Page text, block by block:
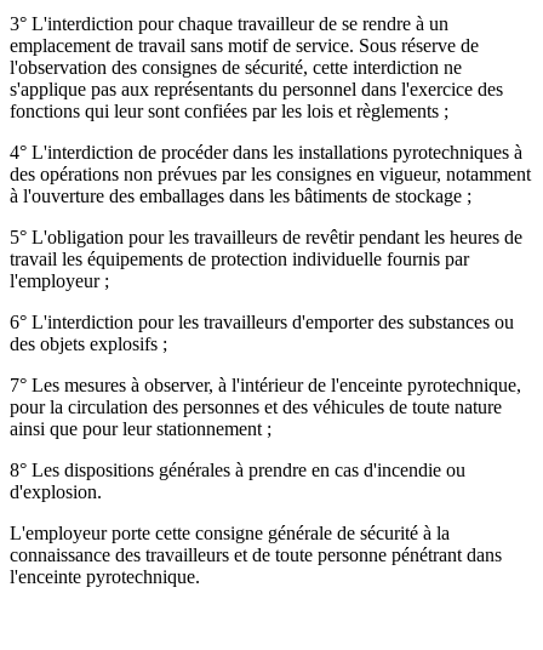
3° L'interdiction pour chaque travailleur de se rendre à un
emplacement de travail sans motif de service. Sous réserve de
l'observation des consignes de sécurité, cette interdiction ne
s'applique pas aux représentants du personnel dans l'exercice des
fonctions qui leur sont confiées par les lois et règlements ;
4° L'interdiction de procéder dans les installations pyrotechniques à
des opérations non prévues par les consignes en vigueur, notamment
à l'ouverture des emballages dans les bâtiments de stockage ;
5° L'obligation pour les travailleurs de revêtir pendant les heures de
travail les équipements de protection individuelle fournis par
l'employeur ;
6° L'interdiction pour les travailleurs d'emporter des substances ou
des objets explosifs ;
7° Les mesures à observer, à l'intérieur de l'enceinte pyrotechnique,
pour la circulation des personnes et des véhicules de toute nature
ainsi que pour leur stationnement ;
8° Les dispositions générales à prendre en cas d'incendie ou
d'explosion.
L'employeur porte cette consigne générale de sécurité à la
connaissance des travailleurs et de toute personne pénétrant dans
l'enceinte pyrotechnique.